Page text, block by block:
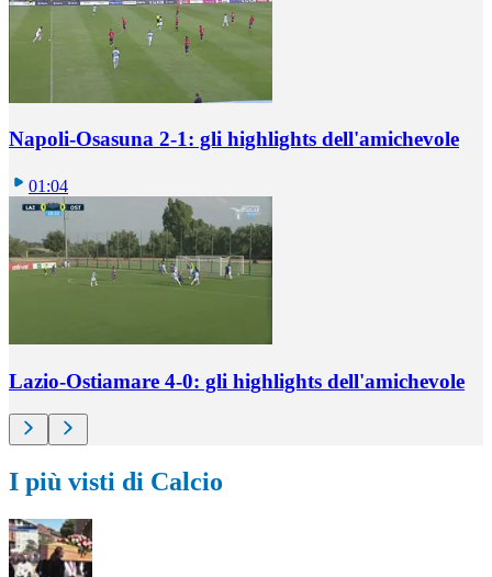
Napoli-Osasuna 2-1: gli highlights dell'amichevole
01:04
Lazio-Ostiamare 4-0: gli highlights dell'amichevole
I più visti di Calcio